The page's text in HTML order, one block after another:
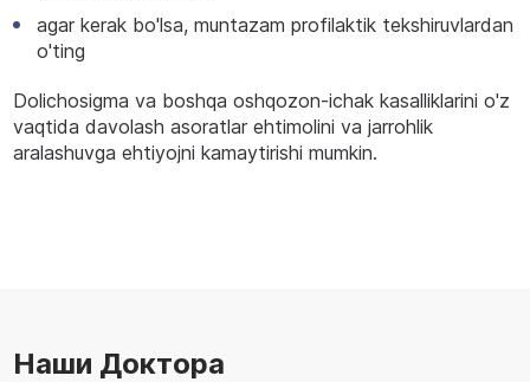
agar kerak bo'lsa, muntazam profilaktik tekshiruvlardan
o'ting
Dolichosigma va boshqa oshqozon-ichak kasalliklarini o'z
vaqtida davolash asoratlar ehtimolini va jarrohlik
aralashuvga ehtiyojni kamaytirishi mumkin.
Наши Доктора